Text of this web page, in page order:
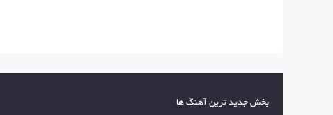
بخش جدید ترین آهنگ ها